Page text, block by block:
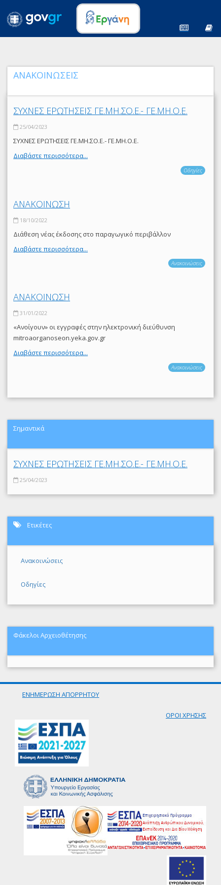
ΑΝΑΚΟΙΝΩΣΕΙΣ
ΣΥΧΝΕΣ ΕΡΩΤΗΣΕΙΣ ΓΕ.ΜΗ.ΣΟ.Ε.- ΓΕ.ΜΗ.Ο.Ε.
25/04/2023
ΣΥΧΝΕΣ ΕΡΩΤΗΣΕΙΣ ΓΕ.ΜΗ.ΣΟ.Ε.- ΓΕ.ΜΗ.Ο.Ε.
Διαβάστε περισσότερα...
Οδηγίες
ΑΝΑΚΟΙΝΩΣΗ
18/10/2022
Διάθεση νέας έκδοσης στο παραγωγικό περιβάλλον
Διαβάστε περισσότερα...
Ανακοινώσεις
ΑΝΑΚΟΙΝΩΣΗ
31/01/2022
«Ανοίγουν» οι εγγραφές στην ηλεκτρονική διεύθυνση
mitroaorganoseon.yeka.gov.gr
Διαβάστε περισσότερα...
Ανακοινώσεις
Σημαντικά
ΣΥΧΝΕΣ ΕΡΩΤΗΣΕΙΣ ΓΕ.ΜΗ.ΣΟ.Ε.- ΓΕ.ΜΗ.Ο.Ε.
25/04/2023
Ετικέτες
Ανακοινώσεις
Οδηγίες
Φάκελοι Αρχειοθέτησης
ΕΝΗΜΕΡΩΣΗ ΑΠΟΡΡΗΤΟΥ
ΟΡΟΙ ΧΡΗΣΗΣ